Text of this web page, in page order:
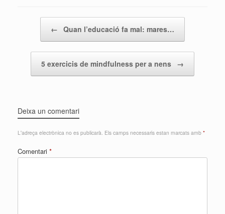
← Quan l’educació fa mal: mares…
5 exercicis de mindfulness per a nens →
Deixa un comentari
L'adreça electrònica no es publicarà. Els camps necessaris estan marcats amb *
Comentari *